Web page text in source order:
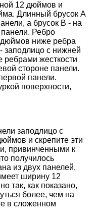
12 дюймов и
Длинный брусок А
а брусок В - на
Ребро
дюймов ниже ребра
заподлицо с нижней
ребрами жесткости
стороне панели.
панели.
поверхности,
заподлицо с
и скрепите эти
привинченными к
получилось
из двух панелей,
ширину 12
так, как показано,
более, чем на
в сложенном